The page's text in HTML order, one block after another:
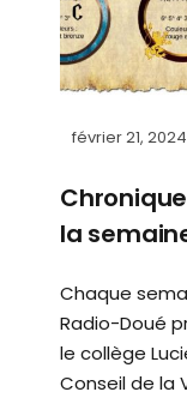
février 21, 2024
la
Chaque
Radio-Doué
le collège
Conseil de la